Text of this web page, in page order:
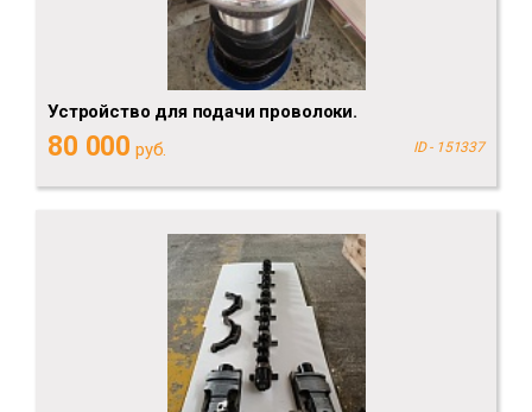
Устройство для подачи проволоки.
80 000 руб. ID - 151337